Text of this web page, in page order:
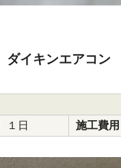
イキンエアコン
１日 施工費用